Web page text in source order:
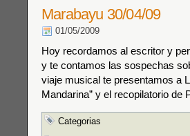
Marabayu 30/04/09
01/05/2009
Hoy recordamos al escritor y
y te contamos las sospechas
viaje musical te presentamos a
Mandarina” y el recopilatorio de
Categorias